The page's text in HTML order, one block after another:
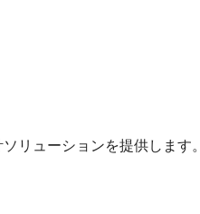
リューションを提供します。